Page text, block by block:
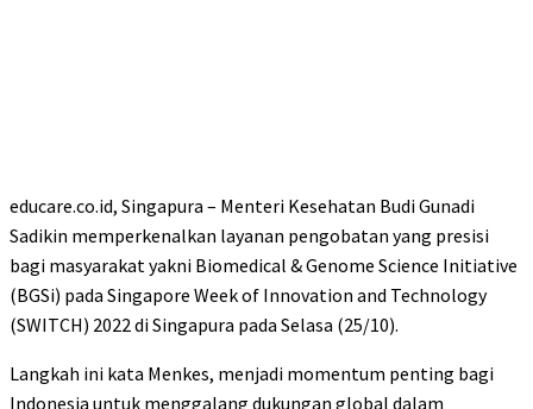
educare.co.id, Singapura – Menteri Kesehatan Budi Gunadi
Sadikin memperkenalkan layanan pengobatan yang presisi
bagi masyarakat yakni Biomedical & Genome Science Initiative
(BGSi) pada Singapore Week of Innovation and Technology
(SWITCH) 2022 di Singapura pada Selasa (25/10).
Langkah ini kata Menkes, menjadi momentum penting bagi
Indonesia untuk menggalang dukungan global dalam